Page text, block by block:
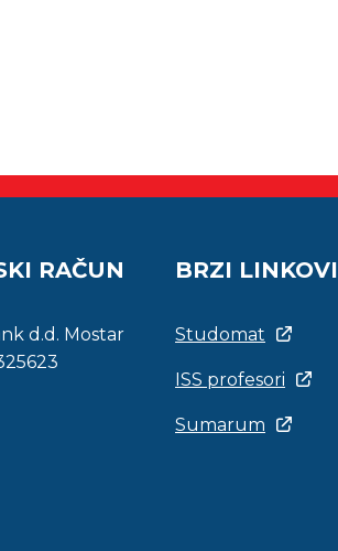
RAČUN
d.d. Mostar
BRZI LINKOVI
Studomat
ISS profesori
Sumarum